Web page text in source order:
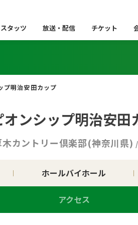
スタッツ 放送・配信 チケット
プ明治安田カップ
ンシップ明治安田
木カントリー倶楽部(神奈川県)
ホールバイホール
アクセス